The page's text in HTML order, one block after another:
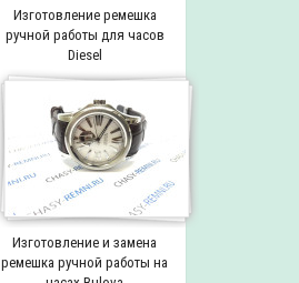
Изготовление ремешка
ручной работы для часов
Diesel
Изготовление и замена
ремешка ручной работы на